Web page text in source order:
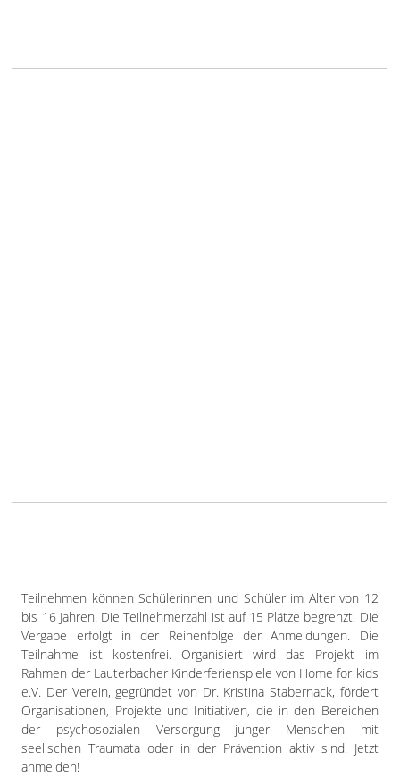
Teilnehmen können Schülerinnen und Schüler im Alter von 12
bis 16 Jahren. Die Teilnehmerzahl ist auf 15 Plätze begrenzt. Die
Vergabe erfolgt in der Reihenfolge der Anmeldungen. Die
Teilnahme ist kostenfrei. Organisiert wird das Projekt im
Rahmen der Lauterbacher Kinderferienspiele von Home for kids
e.V. Der Verein, gegründet von Dr. Kristina Stabernack, fördert
Organisationen, Projekte und Initiativen, die in den Bereichen
der psychosozialen Versorgung junger Menschen mit
seelischen Traumata oder in der Prävention aktiv sind. Jetzt
anmelden!